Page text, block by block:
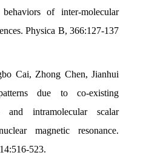
of inter-molecular
Physica B, 366:127-137
Cai, Zhong Chen, Jianhui
due to co-existing
and intramolecular scalar
magnetic resonance.
523.